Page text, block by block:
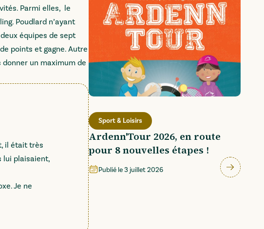
Parmi elles, le
Poudlard n’ayant
équipes de sept
points et gagne. Autre
un maximum de
il était très
lui plaisaient,
Je ne
Sport & Loisirs
Ardenn'Tour 2026, en route
pour 8 nouvelles étapes !
Publié le3 juillet 2026